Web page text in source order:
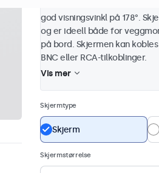
god visningsvinkl på 178°.
og er ideell både for
på bord. Skjermen kan kobles
BNC eller RCA-tilkoblinger.
Vis mer
Skjermtype
Skjerm
Skjermstørrelse